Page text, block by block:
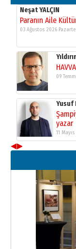
Neşat YALÇIN
Paranın Aile
03 Ağustos 2026
09
Yusuf
yazar
11
Neşat YALÇIN
Paranın Aile
03 Ağustos 2026
09
Yusuf
◀▶